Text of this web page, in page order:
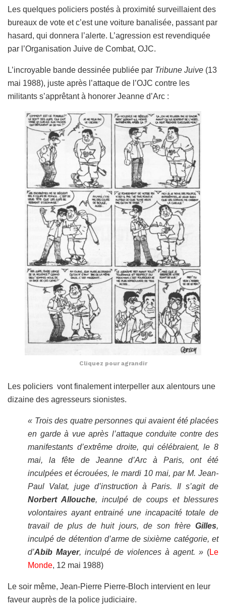
Les quelques policiers postés à proximité surveillaient des
bureaux de vote et c’est une voiture banalisée, passant par
hasard, qui donnera l’alerte. L’agression est revendiquée
par l’Organisation Juive de Combat, OJC.
L’incroyable bande dessinée publiée par Tribune Juive (13
mai 1988), juste après l’attaque de l’OJC contre les
militants s’apprêtant à honorer Jeanne d’Arc :
Cliquez pour agrandir
Les policiers vont finalement interpeller aux alentours une
dizaine des agresseurs sionistes.
« Trois des quatre personnes qui avaient été placées
en garde à vue après l’attaque conduite contre des
manifestants d’extrême droite, qui célébraient, le 8
mai, la fête de Jeanne d’Arc à Paris, ont été
inculpées et écrouées, le mardi 10 mai, par M. Jean-
Paul Valat, juge d’instruction à Paris. Il s’agit de
Norbert Allouche, inculpé de coups et blessures
volontaires ayant entrainé une incapacité totale de
travail de plus de huit jours, de son frère Gilles,
inculpé de détention d’arme de sixième catégorie, et
d’Abib Mayer, inculpé de violences à agent. » (Le
Monde, 12 mai 1988)
Le soir même, Jean-Pierre Pierre-Bloch intervient en leur
faveur auprès de la police judiciaire.